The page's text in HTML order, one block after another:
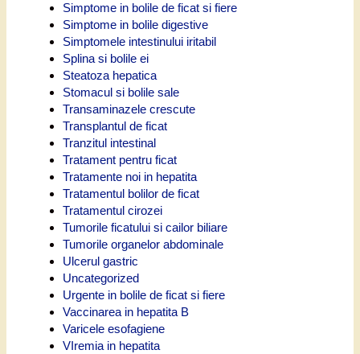
Simptome in bolile de ficat si fiere
Simptome in bolile digestive
Simptomele intestinului iritabil
Splina si bolile ei
Steatoza hepatica
Stomacul si bolile sale
Transaminazele crescute
Transplantul de ficat
Tranzitul intestinal
Tratament pentru ficat
Tratamente noi in hepatita
Tratamentul bolilor de ficat
Tratamentul cirozei
Tumorile ficatului si cailor biliare
Tumorile organelor abdominale
Ulcerul gastric
Uncategorized
Urgente in bolile de ficat si fiere
Vaccinarea in hepatita B
Varicele esofagiene
VIremia in hepatita